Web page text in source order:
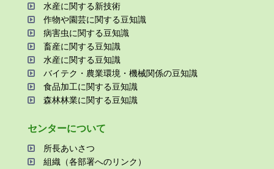
⽔産に関する新技術
作物や園芸に関する⾖知識
病害⾍に関する⾖知識
畜産に関する⾖知識
⽔産に関する⾖知識
バイテク・農業環境・機械関係の⾖知識
⾷品加⼯に関する⾖知識
森林林業に関する⾖知識
センターについて
所⻑あいさつ
組織（各部署へのリンク）